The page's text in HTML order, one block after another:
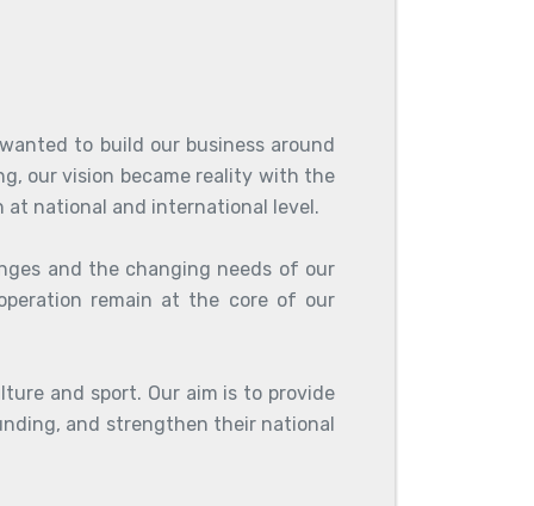
to build our business around
our vision became reality with the
at national and international level.
and the changing needs of our
remain at the core of our
and sport. Our aim is to provide
and strengthen their national